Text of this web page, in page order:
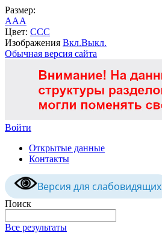
Размер:
AAA
Цвет: CCC
Изображения Вкл.Выкл.
Обычная версия сайта
Войти
Открытые данные
Контакты
Версия для слабовидящих
Поиск
Все результаты